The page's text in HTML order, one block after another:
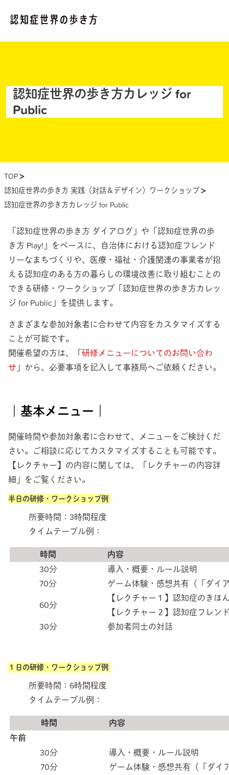
STORY
認知症世界を旅しよう
PEOPLE
BOOK
FACILITATOR
旅のガイド（公認ファシリテーター）になろう
A.I.
認知症世界のせんぱいに相談しよう
自分の認知機能の凸凹を知ろう
EXHIBITION
認知症世界を身体全体で体験しよう
CAREPATH
認知症ケアパスに活用しよう
TEST
検定で知識を試そう
NEWS
Q&A
GLOBAL
About The Dementia World Travel Guide
CONTACT
認知症世界の歩き方カレッジ for
Public
TOP
認知症世界の歩き方 実践（対話＆デザイン）ワークショップ
認知症世界の歩き方カレッジ for Public
「認知症世界の歩き方 ダイアログ」や「認知症世界の歩
き方 Play!」をベースに、
自治体における認知症フレンド
リーなまちづくりや、医療・福祉・介護関連の事業者が抱
える認知症のある方の暮らしの環境改善に取り組むことの
できる研修・ワークショップ「認知症世界の歩き方カレッ
ジ for Public」を提供します。
さまざまな参加対象者に合わせて内容をカスタマイズする
ことが可能です。
開催希望の方は、「研修メニューについてのお問い合わ
せ 」から、必要事項を記入して事務局へご依頼ください。
｜基本メニュー｜
開催時間や参加対象者に合わせて、メニューをご検討くだ
さい。ご相談に応じてカスタマイズすることも可能です。
【レクチャー】の内容に関しては、「レクチャーの内容詳
細」をご覧ください。
半日の研修・ワークショップ例
所要時間：3時間程度
タイムテーブル例：
時間 内容
30分
導入・概要・ルール説明
70分
ゲーム体験・感想共有（「ダイ
60分
【レクチャー１】認知症のきほ
【レクチャー２】認知症フレン
30分
参加者同士の対話
１日の研修・ワークショップ例
所要時間：6時間程度
タイムテーブル例：
時間
内容
午前
30分
導入・概要・ルール説明
70分
ゲーム体験・感想共有（「ダイ